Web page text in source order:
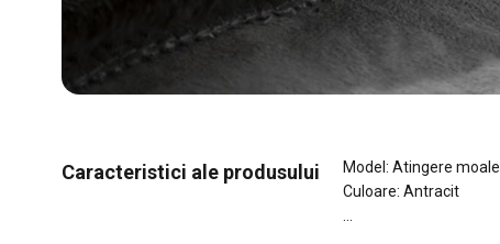
Caracteristici ale produsului
Model: Atingere moale
Culoare: Antracit